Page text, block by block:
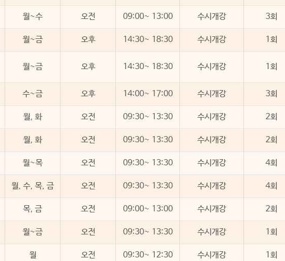
월~수 오전 09:00~ 13:00 수시개강 3회
월~금 오후 14:30~ 18:30 수시개강 1회
월~금 오후 14:30~ 18:30 수시개강 1회
수~금 오후 14:00~ 17:00 수시개강 3회
월, 화 오전 09:30~ 13:30 수시개강 2회
월, 화 오전 09:30~ 13:30 수시개강 2회
월~목 오전 09:30~ 13:30 수시개강 4회
월, 수, 목, 금 오전 09:30~ 13:30 수시개강 4회
목, 금 오전 09:00~ 13:00 수시개강 2회
월~금 오전 09:30~ 13:30 수시개강 1회
월 오전 09:30~ 12:30 수시개강 1회